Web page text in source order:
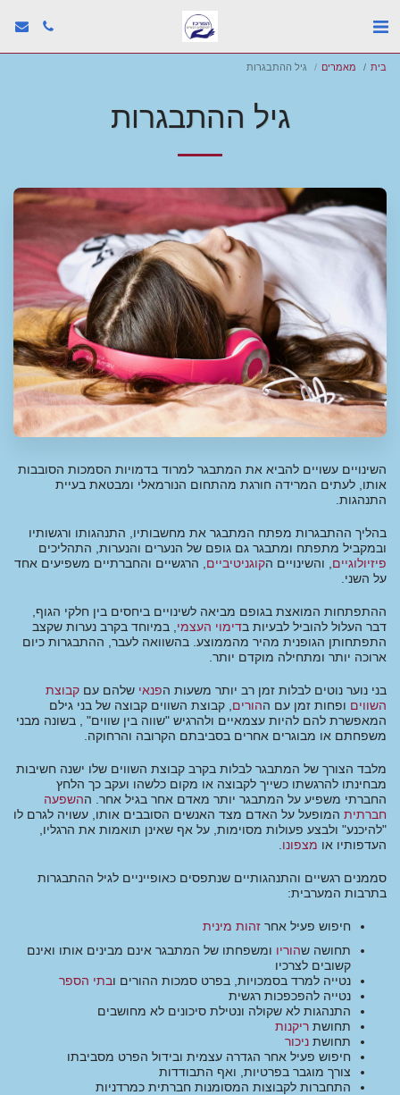
בית מאמרים גיל ההתבגרות
גיל ההתבגרות
השינויים עשויים להביא את המתבגר למרוד בדמויות הסמכות הסובבות
אותו, לעתים המרידה חורגת מהתחום הנורמאלי ומבטאת בעיית
התנהגות.
בהליך ההתבגרות מפתח המתבגר את מחשבותיו, התנהגותו ורגשותיו
ובמקביל מתפתח ומתבגר גם גופם של הנערים והנערות, התהליכים
פיזיולוגיים , והשינויים הקוגניטיביים , הרגשיים והחברתיים משפיעים אחד
על השני.
ההתפתחות המואצת בגופם מביאה לשינויים ביחסים בין חלקי הגוף,
דבר העלול להוביל לבעיות בדימוי העצמי , במיוחד בקרב נערות שקצב
התפתחותן הגופנית מהיר מהממוצע. בהשוואה לעבר, ההתבגרות כיום
ארוכה יותר ומתחילה מוקדם יותר.
בני נוער נוטים לבלות זמן רב יותר משעות הפנאי שלהם עם קבוצת
השווים ופחות זמן עם ההורים ‏, קבוצת השווים קבוצה של בני גילם
המאפשרת להם להיות עצמאיים ולהרגיש "שווה בין שווים" , בשונה מבני
משפחתם או מבוגרים אחרים בסביבתם הקרובה והרחוקה.
מלבד הצורך של המתבגר לבלות בקרב קבוצת השווים שלו ישנה חשיבות
מבחינתו להרגשתו כשייך לקבוצה או מקום כלשהו ועקב כך הלחץ
החברתי משפיע על המתבגר יותר מאדם אחר בגיל אחר. ההשפעה
חברתית המופעל על האדם מצד האנשים הסובבים אותו, עשויה לגרם לו
"להיכנע" ולבצע פעולות מסוימות, על אף שאינן תואמות את הרגליו,
העדפותיו או מצפונו
סממנים רגשיים והתנהגותיים שנתפסים כאופייניים לגיל ההתבגרות
בתרבות המערבית:
חיפוש פעיל אחר זהות מינית
תחושה שהוריו ומשפחתו של המתבגר אינם מבינים אותו ואינם
קשובים לצרכיו
נטייה למרד בסמכויות, בפרט סמכות ההורים ובתי הספר
נטייה להפכפכות רגשית
התנהגות לא שקולה ונטילת סיכונים לא מחושבים
תחושת ריקנות
תחושת ניכור
חיפוש פעיל אחר הגדרה עצמית ובידול הפרט מסביבתו
צורך מוגבר בפרטיות, ואף התבודדות
התחברות לקבוצות המסומנות חברתית כמרדניות